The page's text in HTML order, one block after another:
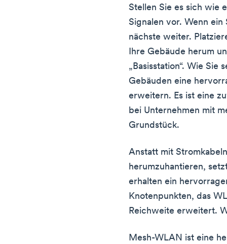
Stellen Sie es sich wie
Signalen vor. Wenn ein
nächste weiter.
Ihre Gebäude herum
„Basisstation“. Wie
Gebäuden eine
erweitern. Es ist eine
bei Unternehmen mit
Grundstück.
Anstatt mit
herumzuhantieren,
erhalten ein
Knotenpunkten, das
Reichweite erweitert.
Mesh-WLAN ist eine